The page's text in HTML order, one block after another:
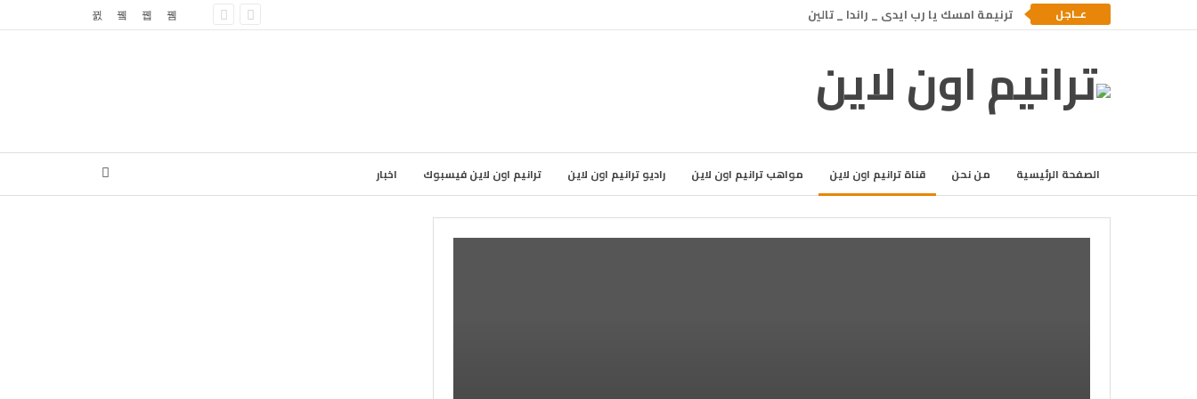
عــاجل ترنيمة امسك يا رب ايدى _ راندا _ تالين
الصفحة الرئيسية من نحن قناة ترانيم اون لاين مواهب ترانيم اون لاين راديو ترانيم اون لاين ترانيم اون لاين فيسبوك اخبار